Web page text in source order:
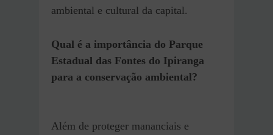
ambiental e cultural da capital.
Qual é a importância do Parque
Estadual das Fontes do Ipiranga
para a conservação ambiental?
Além de proteger mananciais e